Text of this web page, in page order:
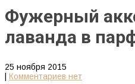
Фужерный
лаванда в
25 ноября 2015
Комментариев нет